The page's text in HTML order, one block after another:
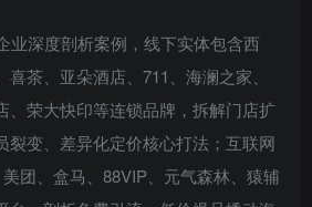
业深度剖析案例，线下实体包含西
茶、亚朵酒店、711、海澜之家、
、荣大快印等连锁品牌，拆解门店扩
裂变、差异化定价核心打法；互联网
团、盒马、88VIP、元气森林、猿辅